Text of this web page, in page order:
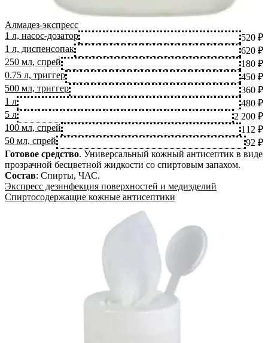
Алмадез-экспресс
1 л, насос-дозатор
520 ₽
1 л, диспенсопак
620 ₽
250 мл, спрей
180 ₽
0.75 л, триггер
450 ₽
500 мл, триггер
360 ₽
1 л
480 ₽
5 л
2 200 ₽
100 мл, спрей
112 ₽
50 мл, спрей
92 ₽
Готовое средство. Универсальный кожный антисептик в виде
прозрачной бесцветной жидкости со спиртовым запахом.
Состав: Спирты, ЧАС.
Экспресс дезинфекция поверхностей и медизделий
Спиртосодержащие кожные антисептики